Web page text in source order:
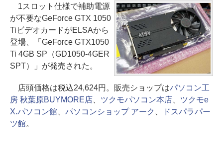
1スロット仕様で補助電源
が不要なGeForce GTX 1050
TiビデオカードがELSAから
登場、「GeForce GTX1050
Ti 4GB SP（GD1050-4GER
SPT）」が発売された。
店頭価格は税込24,624円。販売ショップはパソコン工
房 秋葉原BUYMORE店、 ツクモパソコン本店、 ツクモe
X.パソコン館、 パソコンショップ アーク
ドスパラパー
ツ館。